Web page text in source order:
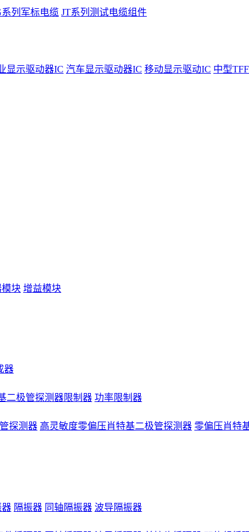
系列军标电缆 JT系列测试电缆组件
显示驱动器IC 汽车显示驱动器IC 移动显示驱动IC 中型
块 增益模块
器
二极管探测器限制器 功率限制器
探测器 高灵敏度零偏压肖特基二极管探测器 零偏压肖特
器 隔振器 同轴隔振器 波导隔振器